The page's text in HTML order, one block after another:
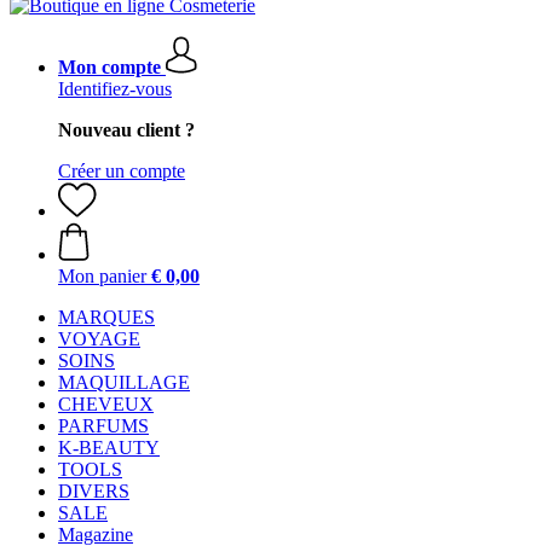
Mon compte
Identifiez-vous
Nouveau client ?
Créer un compte
Mon panier € 0,00
MARQUES
VOYAGE
SOINS
MAQUILLAGE
CHEVEUX
PARFUMS
K-BEAUTY
TOOLS
DIVERS
SALE
Magazine